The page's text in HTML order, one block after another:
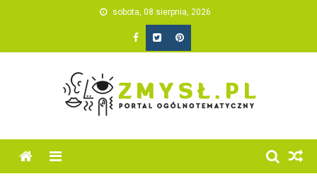
sobota, 08 sierpnia, 2026